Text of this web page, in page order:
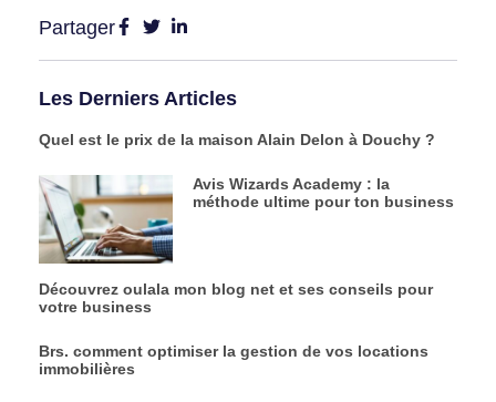
Partager
Les Derniers Articles
Quel est le prix de la maison Alain Delon à Douchy ?
Avis Wizards Academy : la
méthode ultime pour ton business
Découvrez oulala mon blog net et ses conseils pour
votre business
Brs. comment optimiser la gestion de vos locations
immobilières